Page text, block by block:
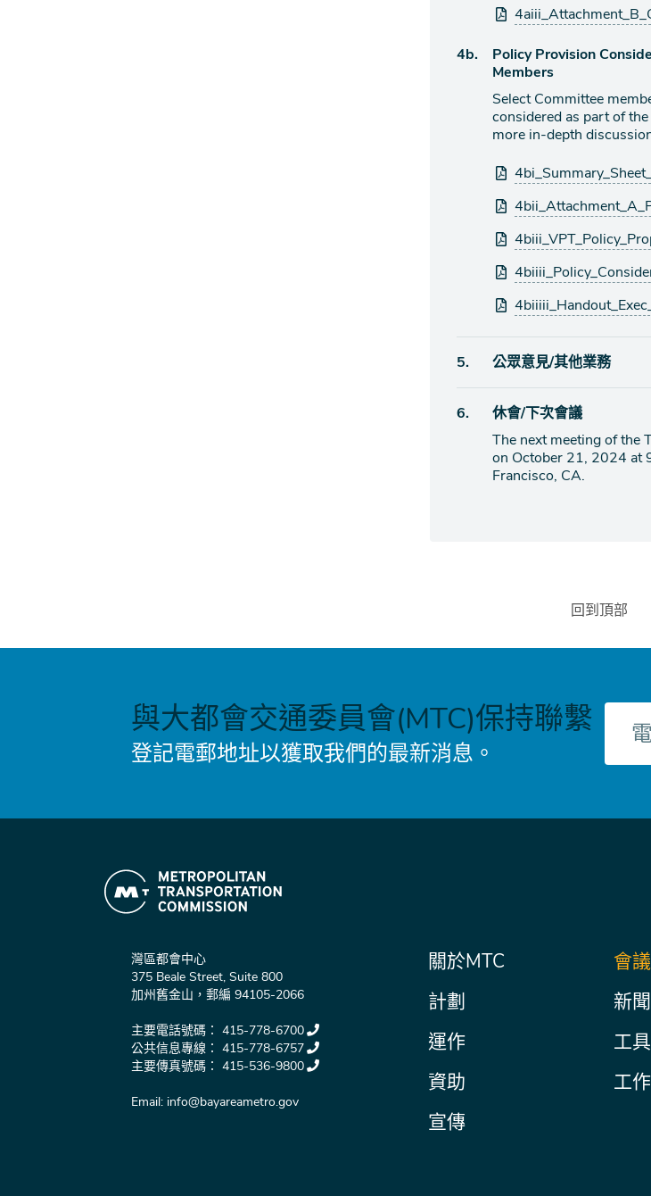
議
4b.
Policy Provision
Members
Select Committee
considered as part of
more in-depth
附
議
目
5. 公眾意見/其他業務
議
6.
休會/下次會議
The next meeting of the
on October 21, 2024 at
Francisco, CA.
回到頂部
與大都會交通委員會(MTC)保持聯繫
登記電郵地址以獲取我們的最新消息。
電
灣區都會中心
375 Beale Street, Suite 800
加州舊金山，郵編 94105-2066
主要電話號碼： 415-778-6700
公共信息專線： 415-778-6757
主要傳真號碼： 415-536-9800
Email: info@bayareametro.gov
主
菜
單
關於MTC
計劃
運作
資助
宣傳
會
新
工
工